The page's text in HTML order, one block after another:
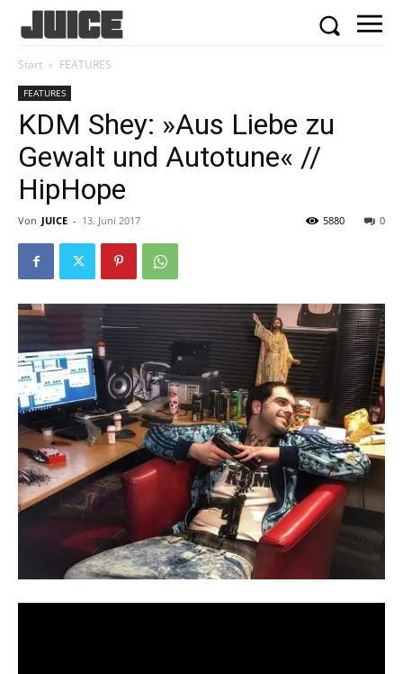
Start FEATURES
FEATURES
KDM Shey: »Aus Liebe zu
Gewalt und Autotune« //
HipHope
Von JUICE - 13. Juni 2017 0
5880